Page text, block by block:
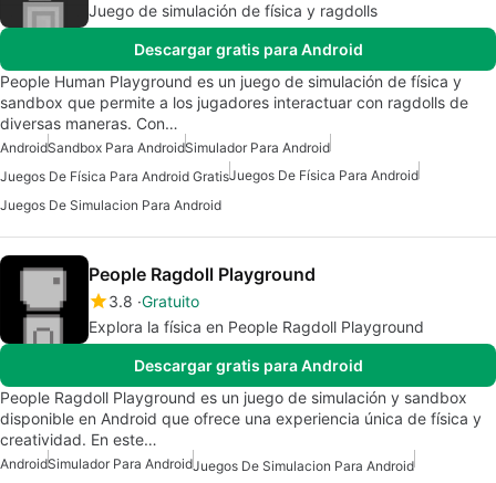
Juego de simulación de física y ragdolls
Descargar gratis para Android
People Human Playground es un juego de simulación de física y
sandbox que permite a los jugadores interactuar con ragdolls de
diversas maneras. Con…
AndroidSandbox Para AndroidSimulador Para Android
Juegos De Física Para Android GratisJuegos De Física Para Android
Juegos De Simulacion Para Android
People Ragdoll Playground
3.8 Gratuito
Explora la física en People Ragdoll Playground
Descargar gratis para Android
People Ragdoll Playground es un juego de simulación y sandbox
disponible en Android que ofrece una experiencia única de física y
creatividad. En este…
AndroidSimulador Para AndroidJuegos De Simulacion Para Android